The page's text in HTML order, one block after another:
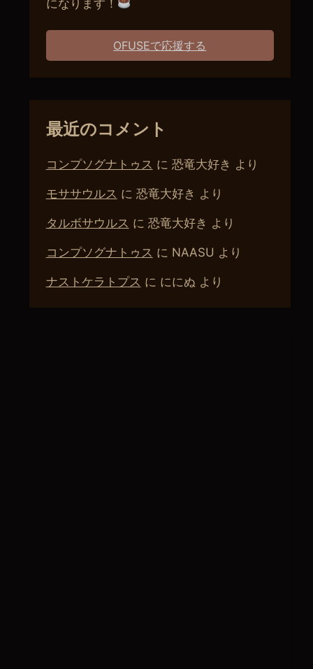
になります！
OFUSEで応援する
最近のコメント
コンプソグナトゥス に 恐竜大好き より
モササウルス に 恐竜大好き より
タルボサウルス に 恐竜大好き より
コンプソグナトゥス に NAASU より
ナストケラトプス に ににぬ より